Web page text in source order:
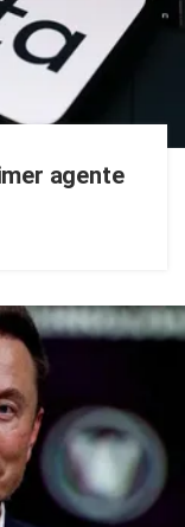
agente